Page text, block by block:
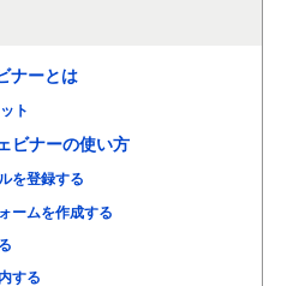
ナーとは
ト
ビナーの使い方
を登録する
ームを作成する
する